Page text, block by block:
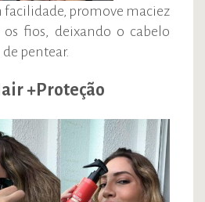
facilidade, promove maciez
fios, deixando o cabelo
pentear.
+Proteção